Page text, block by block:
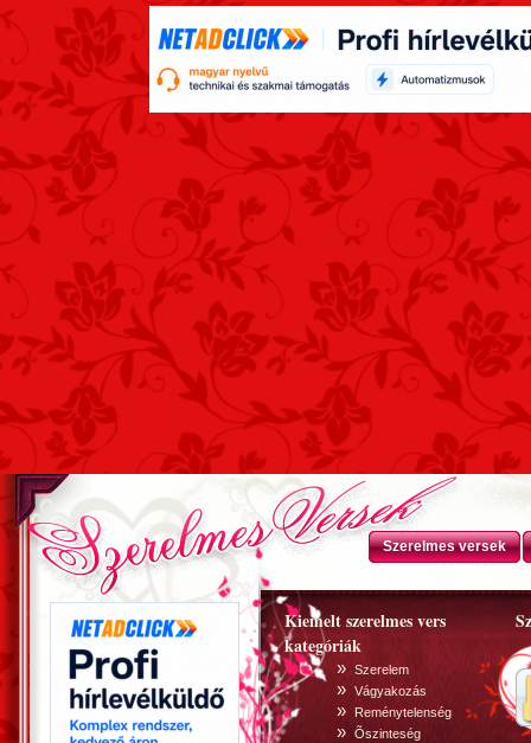
Szerelmes versek
Kiemelt szerelmes vers
kategóriák
» Szerelem
» Vágyakozás
» Reménytelenség
» Õszinteség